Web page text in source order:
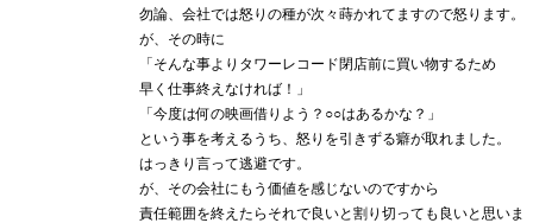
勿論、会社では怒りの種が次々蒔かれてますので怒ります。
が、その時に
「そんな事よりタワーレコード閉店前に買い物するため
早く仕事終えなければ！」
「今度は何の映画借りよう？○○はあるかな？」
という事を考えるうち、怒りを引きずる癖が取れました。
はっきり言って逃避です。
が、その会社にもう価値を感じないのですから
責任範囲を終えたらそれで良いと割り切っても良いと思いま